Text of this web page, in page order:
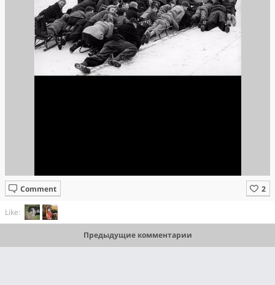
Comment
Like:
Предыдущие комментарии